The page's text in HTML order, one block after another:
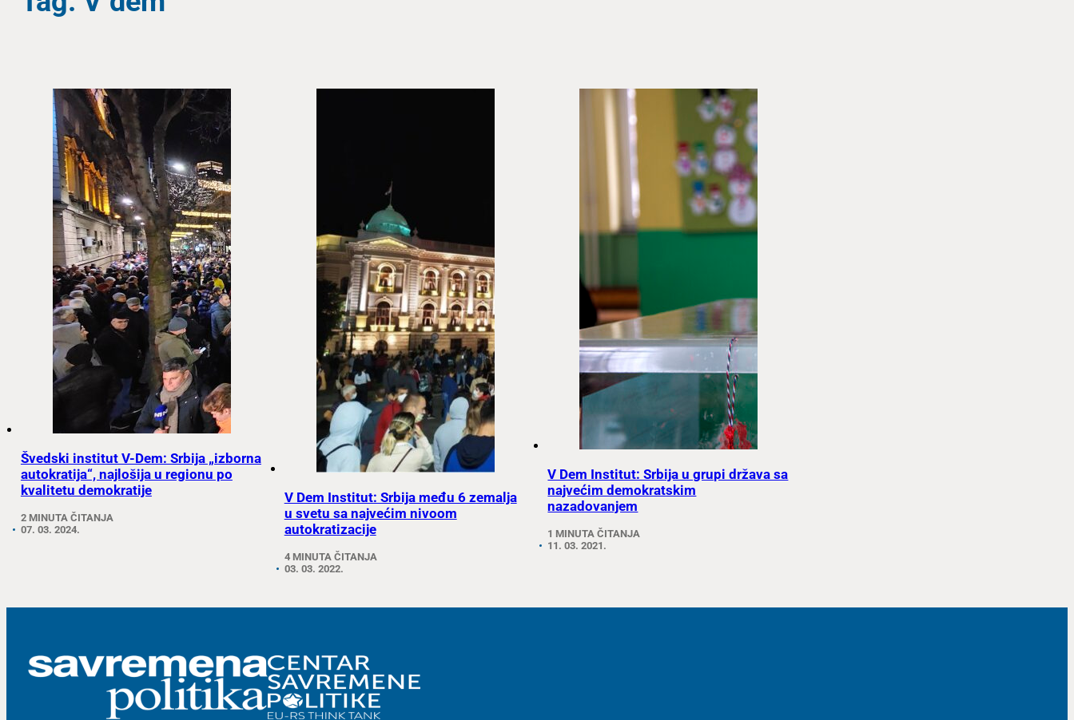
Švedski institut V-Dem: Srbija „izborna
autokratija“, najlošija u regionu po
kvalitetu demokratije
2 MINUTA ČITANJA
07. 03. 2024.
V Dem Institut: Srbija među 6 zemalja
u svetu sa najvećim nivoom
autokratizacije
4 MINUTA ČITANJA
03. 03. 2022.
V Dem Institut: Srbija u grupi država sa
najvećim demokratskim
nazadovanjem
1 MINUTA ČITANJA
11. 03. 2021.